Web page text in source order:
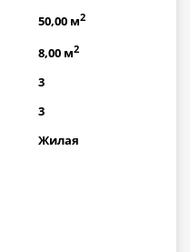
50,00 м2
8,00 м2
3
3
Жилая